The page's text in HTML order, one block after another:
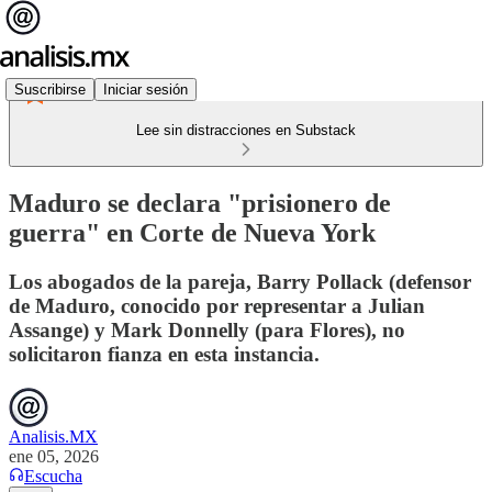
Suscribirse Iniciar sesión
Lee sin distracciones en Substack
Maduro se declara "prisionero de
guerra" en Corte de Nueva York
Los abogados de la pareja, Barry Pollack (defensor
de Maduro, conocido por representar a Julian
Assange) y Mark Donnelly (para Flores), no
solicitaron fianza en esta instancia.
Analisis.MX
ene 05, 2026
Escucha